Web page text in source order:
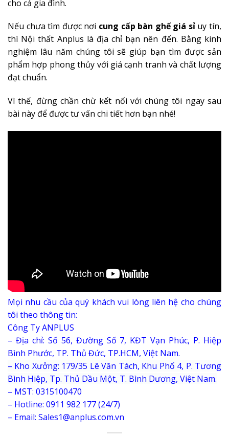
cho cả gia đình.
Nếu chưa tìm được nơi cung cấp bàn ghế giá sỉuy tín,
thì Nội thất Anplus là địa chỉ bạn nên đến. Bằng kinh
nghiệm lâu năm chúng tôi sẽ giúp bạn tìm được sản
phẩm hợp phong thủy với giá cạnh tranh và chất lượng
đạt chuẩn.
Vì thế, đừng chần chừ kết nối với chúng tôi ngay sau
bài này để được tư vấn chi tiết hơn bạn nhé!
Mọi nhu cầu của quý khách vui lòng liên hệ cho chúng
tôi theo thông tin:
Công Ty ANPLUS
– Địa chỉ: Số 56, Đường Số 7, KĐT Vạn Phúc, P. Hiệp
Bình Phước, TP. Thủ Đức, TP.HCM, Việt Nam.
– Kho Xưởng: 179/35 Lê Văn Tách, Khu Phố 4, P. Tương
Bình Hiệp, Tp. Thủ Dầu Một, T. Bình Dương, Việt Nam.
– MST: 0315100470
– Hotline: 0911 982 177 (24/7)
– Email: Sales1@anplus.com.vn